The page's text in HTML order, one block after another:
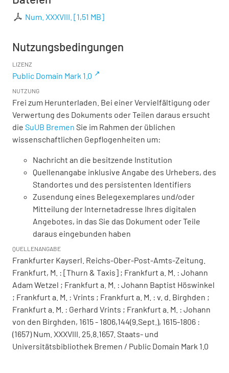
Num. XXXVIII. [1,51 MB]
Nutzungsbedingungen
LIZENZ
Public Domain Mark 1.0
NUTZUNG
Frei zum Herunterladen. Bei einer Vervielfältigung oder
Verwertung des Dokuments oder Teilen daraus ersucht
die SuUB Bremen Sie im Rahmen der üblichen
wissenschaftlichen Gepflogenheiten um:
Nachricht an die besitzende Institution
Quellenangabe inklusive Angabe des Urhebers, des
Standortes und des persistenten Identifiers
Zusendung eines Belegexemplares und/oder
Mitteilung der Internetadresse Ihres digitalen
Angebotes, in das Sie das Dokument oder Teile
daraus eingebunden haben
QUELLENANGABE
Frankfurter Kayserl. Reichs-Ober-Post-Amts-Zeitung.
Frankfurt, M. : [Thurn & Taxis] ; Frankfurt a. M. : Johann
Adam Wetzel ; Frankfurt a. M. : Johann Baptist Höswinkel
; Frankfurt a. M. : Vrints ; Frankfurt a. M. : v. d. Birghden ;
Frankfurt a. M. : Gerhard Vrints ; Frankfurt a. M. : Johann
von den Birghden, 1615 - 1806,144(9.Sept.), 1615-1806 :
(1657) Num. XXXVIII. 25.8.1657. Staats- und
Universitätsbibliothek Bremen / Public Domain Mark 1.0